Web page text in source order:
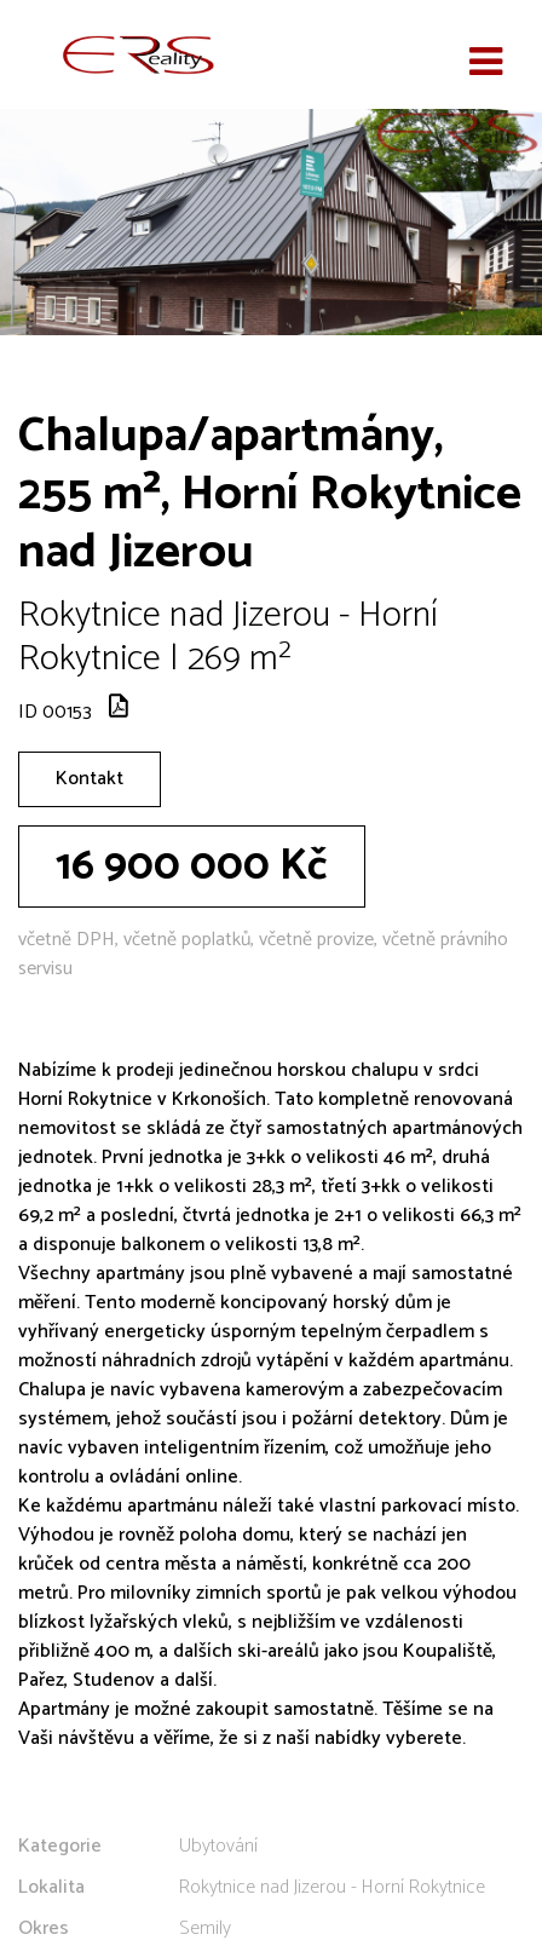
Chalupa/apartmány,
255 m², Horní Rokytnice
nad Jizerou
Rokytnice nad Jizerou - Horní
Rokytnice | 269 m²
ID 00153
Kontakt
16 900 000 Kč
včetně DPH, včetně poplatků, včetně provize, včetně právního
servisu
Nabízíme k prodeji jedinečnou horskou chalupu v srdci
Horní Rokytnice v Krkonoších. Tato kompletně renovovaná
nemovitost se skládá ze čtyř samostatných apartmánových
jednotek. První jednotka je 3+kk o velikosti 46 m², druhá
jednotka je 1+kk o velikosti 28,3 m², třetí 3+kk o velikosti
69,2 m² a poslední, čtvrtá jednotka je 2+1 o velikosti 66,3 m²
a disponuje balkonem o velikosti 13,8 m².
Všechny apartmány jsou plně vybavené a mají samostatné
měření. Tento moderně koncipovaný horský dům je
vyhřívaný energeticky úsporným tepelným čerpadlem s
možností náhradních zdrojů vytápění v každém apartmánu.
Chalupa je navíc vybavena kamerovým a zabezpečovacím
systémem, jehož součástí jsou i požární detektory. Dům je
navíc vybaven inteligentním řízením, což umožňuje jeho
kontrolu a ovládání online.
Ke každému apartmánu náleží také vlastní parkovací místo.
Výhodou je rovněž poloha domu, který se nachází jen
krůček od centra města a náměstí, konkrétně cca 200
metrů. Pro milovníky zimních sportů je pak velkou výhodou
blízkost lyžařských vleků, s nejbližším ve vzdálenosti
přibližně 400 m, a dalších ski-areálů jako jsou Koupaliště,
Pařez, Studenov a další.
Apartmány je možné zakoupit samostatně. Těšíme se na
Vaši návštěvu a věříme, že si z naší nabídky vyberete.
Kategorie
Ubytování
Lokalita
Rokytnice nad Jizerou - Horní Rokytnice
Okres
Semily